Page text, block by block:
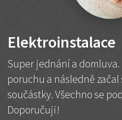
Elektroinstalace
Super jednání a
poruchu a následně
součástky. Všechno se
Doporučuji!